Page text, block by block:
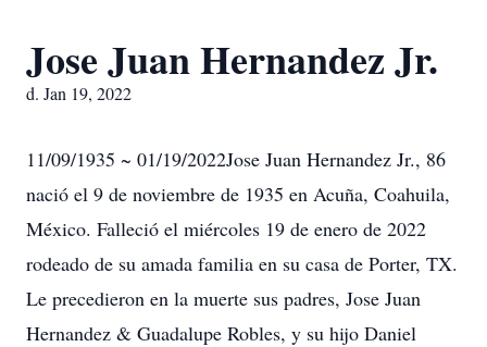
Jose Juan Hernandez Jr.
d. Jan 19, 2022
11/09/1935 ~ 01/19/2022Jose Juan Hernandez Jr., 86
nació el 9 de noviembre de 1935 en Acuña, Coahuila,
México. Falleció el miércoles 19 de enero de 2022
rodeado de su amada familia en su casa de Porter, TX.
Le precedieron en la muerte sus padres, Jose Juan
Hernandez & Guadalupe Robles, y su hijo Daniel